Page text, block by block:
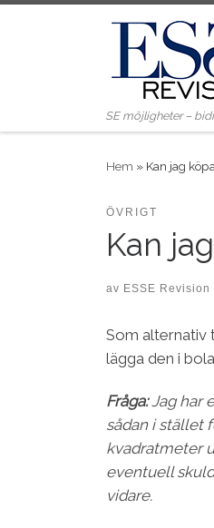
Skip to content
SE möjligheter –
Hem » Kan jag
ÖVRIGT
Kan
av ESSE Revision
Som alternativ
lägga den i
Fråga: Jag har
sådan i stället
kvadratmeter
eventuell
vidare.